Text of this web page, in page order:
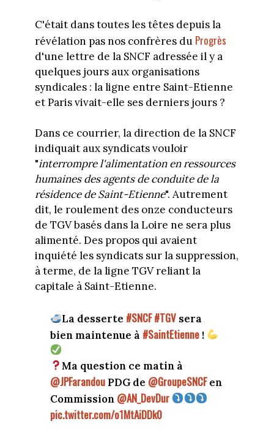
C'était dans toutes les têtes depuis la
révélation pas nos confrères du Progrès
d'une lettre de la SNCF adressée il y a
quelques jours aux organisations
syndicales : la ligne entre Saint-Etienne
et Paris vivait-elle ses derniers jours ?
Dans ce courrier, la direction de la SNCF
indiquait aux syndicats vouloir
"interrompre l'alimentation en ressources
humaines des agents de conduite de la
résidence de Saint-Etienne". Autrement
dit, le roulement des onze conducteurs
de TGV basés dans la Loire ne sera plus
alimenté. Des propos qui avaient
inquiété les syndicats sur la suppression,
à terme, de la ligne TGV reliant la
capitale à Saint-Etienne.
La desserte #SNCF#TGV sera
bien maintenue à #SaintEtienne !
Ma question ce matin à
@JPFarandou PDG de @GroupeSNCFen
Commission @AN_DevDur
pic.twitter.com/o1MtAiDDk0